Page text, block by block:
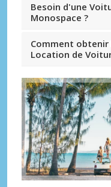
Besoin d'une
Monospace ?
Comment
Location de